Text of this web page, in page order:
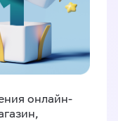
онлайн-